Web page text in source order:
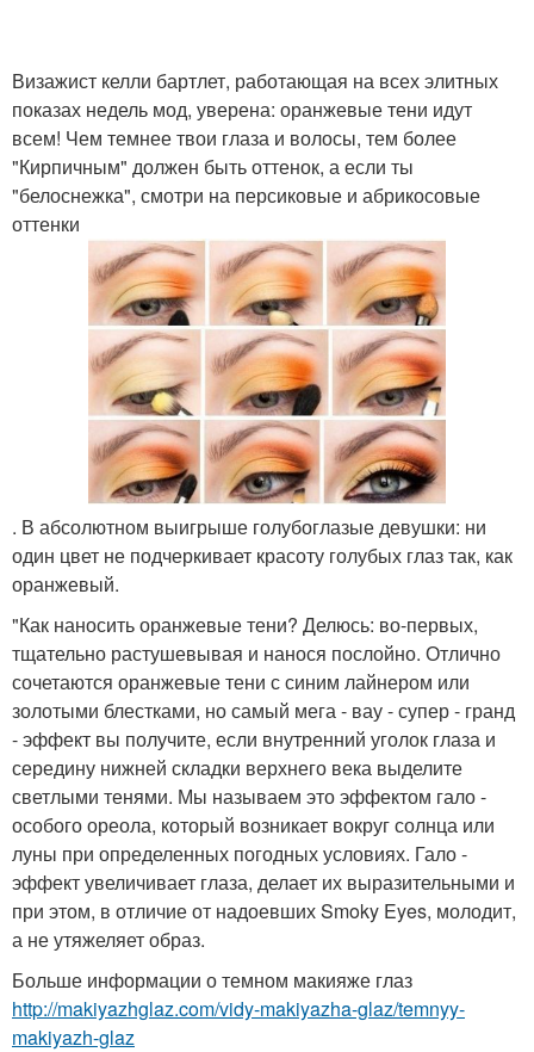
Визажист келли бартлет, работающая на всех элитных
показах недель мод, уверена: оранжевые тени идут
всем! Чем темнее твои глаза и волосы, тем более
"Кирпичным" должен быть оттенок, а если ты
"белоснежка", смотри на персиковые и абрикосовые
оттенки
. В абсолютном выигрыше голубоглазые девушки: ни
один цвет не подчеркивает красоту голубых глаз так, как
оранжевый.
"Как наносить оранжевые тени? Делюсь: во-первых,
тщательно растушевывая и нанося послойно. Отлично
сочетаются оранжевые тени с синим лайнером или
золотыми блестками, но самый мега - вау - супер - гранд
- эффект вы получите, если внутренний уголок глаза и
середину нижней складки верхнего века выделите
светлыми тенями. Мы называем это эффектом гало -
особого ореола, который возникает вокруг солнца или
луны при определенных погодных условиях. Гало -
эффект увеличивает глаза, делает их выразительными и
при этом, в отличие от надоевших Smoky Eyes, молодит,
а не утяжеляет образ.
Больше информации о темном макияже глаз
http://makiyazhglaz.com/vidy-makiyazha-glaz/temnyy-
makiyazh-glaz